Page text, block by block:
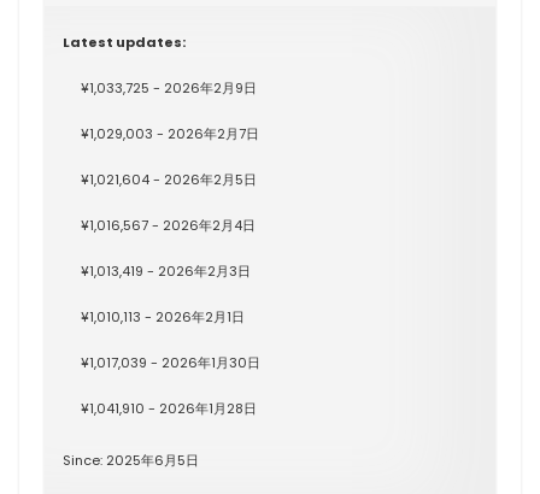
Latest updates:
¥1,033,725 - 2026年2月9日
¥1,029,003 - 2026年2月7日
¥1,021,604 - 2026年2月5日
¥1,016,567 - 2026年2月4日
¥1,013,419 - 2026年2月3日
¥1,010,113 - 2026年2月1日
¥1,017,039 - 2026年1月30日
¥1,041,910 - 2026年1月28日
Since: 2025年6月5日